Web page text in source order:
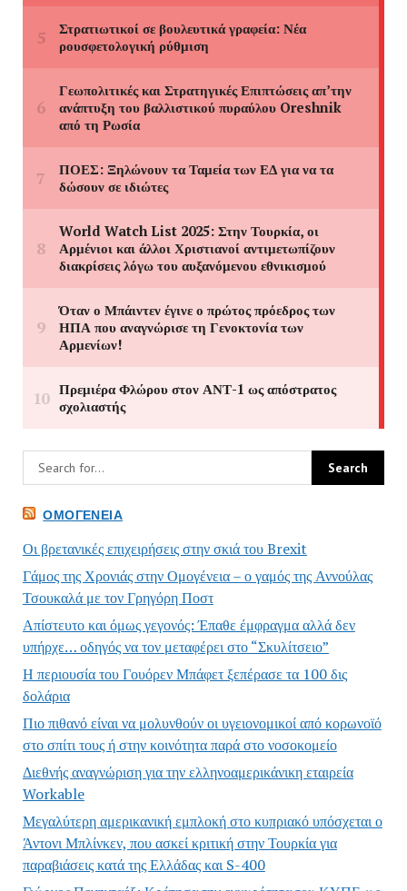
ΟΜΟΓΈΝΕΙΑ
Οι βρετανικές επιχειρήσεις στην σκιά του Brexit
Γάμος της Χρονιάς στην Ομογένεια – ο γαμός της Αννούλας
Τσουκαλά με τον Γρηγόρη Ποστ
Απίστευτο και όμως γεγονός: Έπαθε έμφραγμα αλλά δεν
υπήρχε… οδηγός να τον μεταφέρει στο “Σκυλίτσειο”
Η περιουσία του Γουόρεν Μπάφετ ξεπέρασε τα 100 δις
δολάρια
Πιο πιθανό είναι να μολυνθούν οι υγειονομικοί από κορωνοϊό
στο σπίτι τους ή στην κοινότητα παρά στο νοσοκομείο
Διεθνής αναγνώριση για την ελληνοαμερικάνικη εταιρεία
Workable
Μεγαλύτερη αμερικανική εμπλοκή στο κυπριακό υπόσχεται ο
Άντονι Μπλίνκεν, που ασκεί κριτική στην Τουρκία για
παραβιάσεις κατά της Ελλάδας και S-400